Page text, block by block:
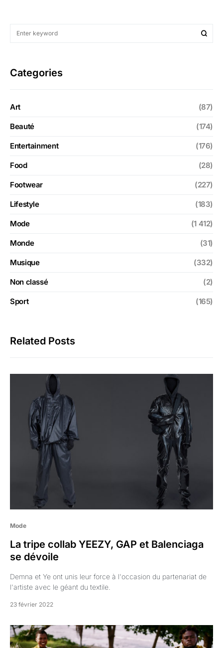
Categories
Art (87)
Beauté (174)
Entertainment (176)
Food (28)
Footwear (227)
Lifestyle (183)
Mode (1 412)
Monde (31)
Musique (332)
Non classé (2)
Sport (165)
Related Posts
Mode
La tripe collab YEEZY, GAP et Balenciaga
se dévoile
Demna et Ye ont unis leur force à l'occasion du partenariat de
l'artiste avec le géant du textile.
23 février 2022